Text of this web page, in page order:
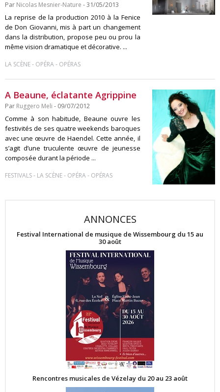
Par Nicolas Mesnier-Nature - 31/05/2013
La reprise de la production 2010 à la Fenice
de Don Giovanni, mis à part un changement
dans la distribution, propose peu ou prou la
même vision dramatique et décorative. ...
LA SCÈNE- OPÉRA- OPÉRAS
A Beaune, éclatante Agrippine
Par Ruggero Meli - 09/07/2012
Comme à son habitude, Beaune ouvre les
festivités de ses quatre weekends baroques
avec une œuvre de Haendel. Cette année, il
s’agit d’une truculente œuvre de jeunesse
composée durant la période ...
FESTIVALS- LA SCÈNE- OPÉRA- OPÉRAS
ANNONCES
Festival International de musique de Wissembourg du 15 au
30 août
Rencontres musicales de Vézelay du 20 au 23 août